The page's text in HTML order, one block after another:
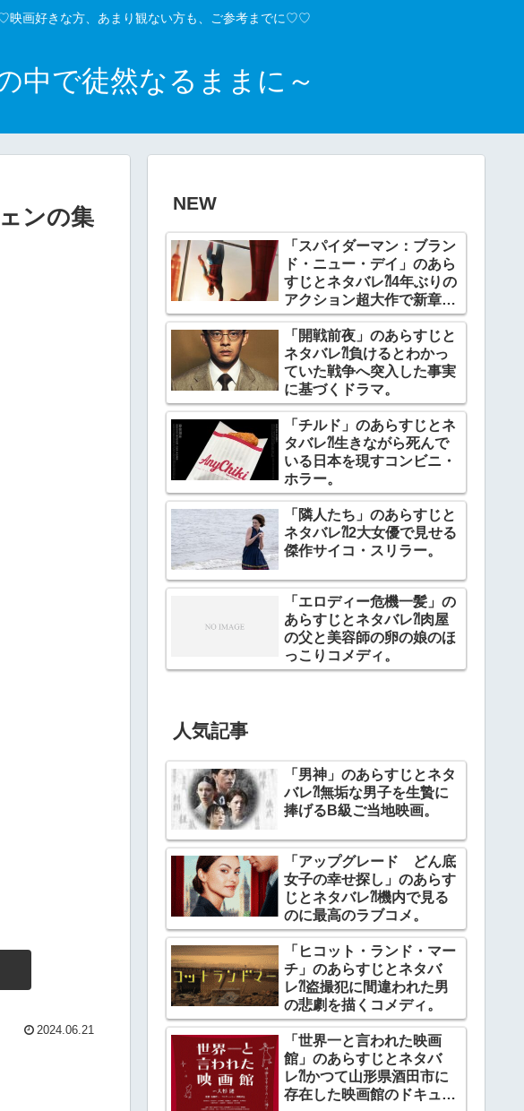
映画好きな方、あまり観ない方も、ご参考までに♡♡
中で徒然なるままに～
ンの集
2024.06.21
NEW
「スパイダーマン：ブラン
ド・ニュー・デイ」のあら
すじとネタバレ⁈4年ぶりの
アクション超大作で新章開
幕。
「開戦前夜」のあらすじと
ネタバレ⁈負けるとわかっ
ていた戦争へ突入した事実
に基づくドラマ。
「チルド」のあらすじとネ
タバレ⁈生きながら死んで
いる日本を現すコンビニ・
ホラー。
「隣人たち」のあらすじと
ネタバレ⁈2大女優で見せる
傑作サイコ・スリラー。
「エロディー危機一髪」の
あらすじとネタバレ⁈肉屋
の父と美容師の卵の娘のほ
っこりコメディ。
人気記事
「男神」のあらすじとネタ
バレ⁈無垢な男子を生贄に
捧げるB級ご当地映画。
「アップグレード どん底
女子の幸せ探し」のあらす
じとネタバレ⁈機内で見る
のに最高のラブコメ。
「ヒコット・ランド・マー
チ」のあらすじとネタバ
レ⁈盗撮犯に間違われた男
の悲劇を描くコメディ。
「世界一と言われた映画
館」のあらすじとネタバ
レ⁈かつて山形県酒田市に
存在した映画館のドキュメ